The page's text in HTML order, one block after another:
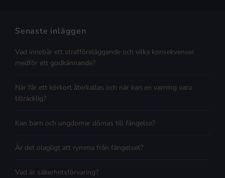
Senaste inläggen
Vad innebär ett strafföreläggande och vilka konsekvenser
medför ett godkännande?
När får ett körkort återkallas och när kan en varning vara
tillräcklig?
Kan barn och ungdomar dömas till fängelse?
Är det olagligt att rymma från fängelset?
Vad är säkerhetsförvaring?